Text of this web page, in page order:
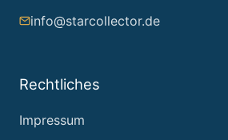
info@starcollector.de
Rechtliches
Impressum